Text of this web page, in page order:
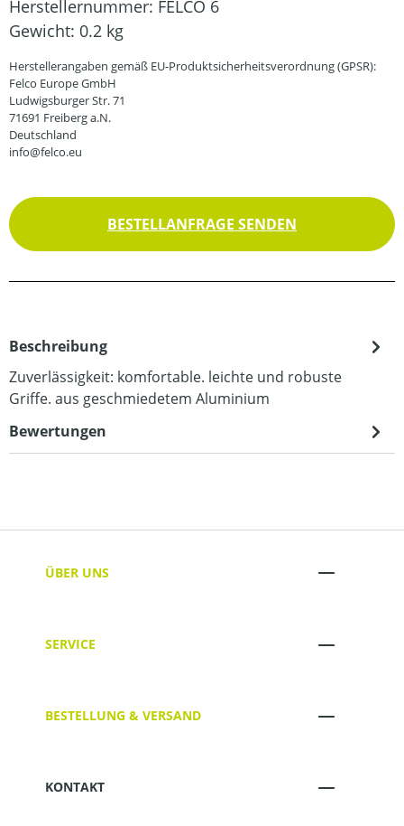
Herstellernummer: FELCO 6
Gewicht: 0.2 kg
Herstellerangaben gemäß EU-Produktsicherheitsverordnung (GPSR):
Felco Europe GmbH
Ludwigsburger Str. 71
71691 Freiberg a.N.
Deutschland
info@felco.eu
BESTELLANFRAGE SENDEN
Beschreibung
Zuverlässigkeit: komfortable. leichte und robuste
Griffe. aus geschmiedetem Aluminium
Bewertungen
ÜBER UNS
SERVICE
BESTELLUNG & VERSAND
KONTAKT